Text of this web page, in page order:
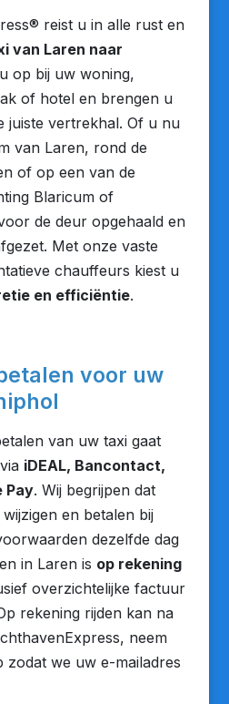
reist u in alle rust en
van Laren naar
op bij uw woning,
of hotel en brengen u
juiste vertrekhal. Of u nu
van Laren, rond de
of op een van de
Blaricum of
de deur opgehaald en
Met onze vaste
chauffeurs kiest u
en efficiëntie.
voor uw
van uw taxi gaat
iDEAL, Bancontact,
Pay. Wij begrijpen dat
en betalen bij
dezelfde dag
in Laren is op rekening
overzichtelijke factuur
rekening rijden kan na
neem
we uw e-mailadres